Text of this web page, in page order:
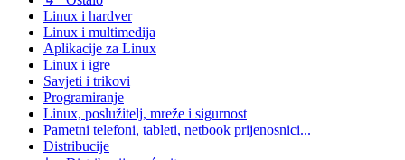
Linux i hardver
Linux i multimedija
Aplikacije za Linux
Linux i igre
Savjeti i trikovi
Programiranje
Linux, poslužitelj, mreže i sigurnost
Pametni telefoni, tableti, netbook prijenosnici...
Distribucije